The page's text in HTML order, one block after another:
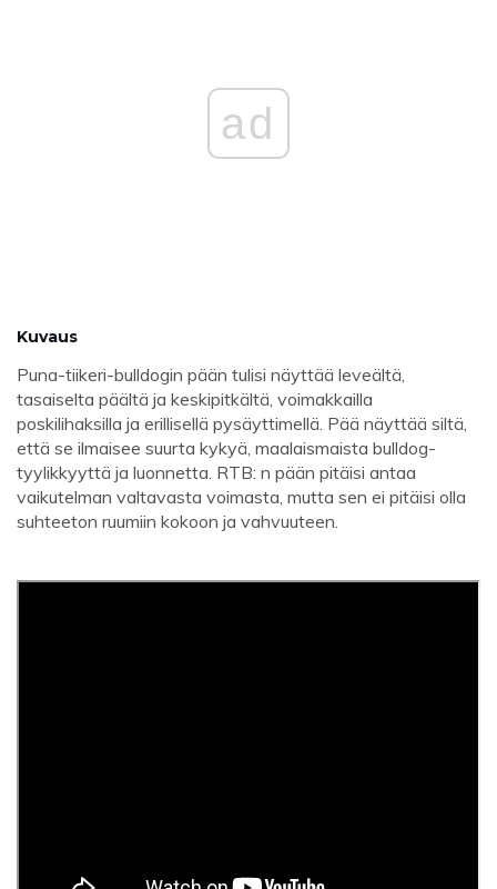
ad
Kuvaus
Puna-tiikeri-bulldogin pään tulisi näyttää leveältä,
tasaiselta päältä ja keskipitkältä, voimakkailla
poskilihaksilla ja erillisellä pysäyttimellä. Pää näyttää siltä, ​​
että se ilmaisee suurta kykyä, maalaismaista bulldog-
tyylikkyyttä ja luonnetta. RTB: n pään pitäisi antaa
vaikutelman valtavasta voimasta, mutta sen ei pitäisi olla
suhteeton ruumiin kokoon ja vahvuuteen.